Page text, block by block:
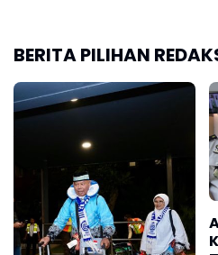
BERITA PILIHAN